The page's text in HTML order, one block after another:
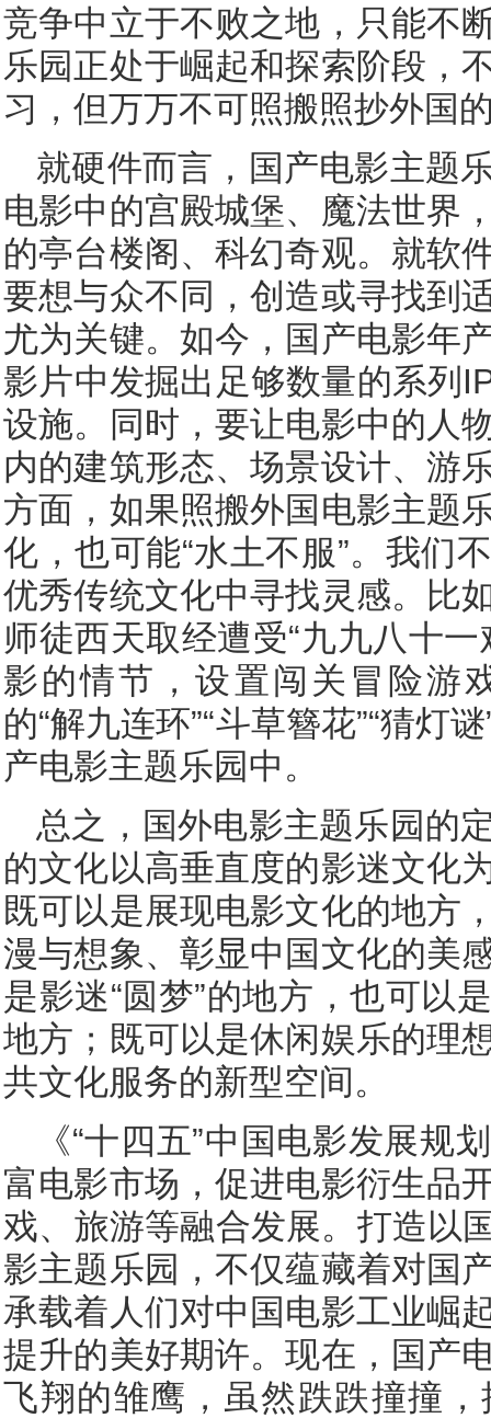
竞争中立于不败之地，只能不
乐园正处于崛起和探索阶段，
习，但万万不可照搬照抄外国
就硬件而言，国产电影主题
电影中的宫殿城堡、魔法世界
的亭台楼阁、科幻奇观。就软
要想与众不同，创造或寻找到
尤为关键。如今，国产电影年
影片中发掘出足够数量的系列
设施。同时，要让电影中的人
内的建筑形态、场景设计、游
方面，如果照搬外国电影主题
化，也可能“水土不服”。我们
优秀传统文化中寻找灵感。比
师徒西天取经遭受“九九八十
影的情节，设置闯关冒险游
的“解九连环”“斗草簪花”“猜灯
产电影主题乐园中。
总之，国外电影主题乐园的
的文化以高垂直度的影迷文化
既可以是展现电影文化的地方
漫与想象、彰显中国文化的美
是影迷“圆梦”的地方，也可以
地方；既可以是休闲娱乐的理
共文化服务的新型空间。
《“十四五”中国电影发展规
富电影市场，促进电影衍生品
戏、旅游等融合发展。打造以
影主题乐园，不仅蕴藏着对国
承载着人们对中国电影工业崛
提升的美好期许。现在，国产
飞翔的雏鹰，虽然跌跌撞撞